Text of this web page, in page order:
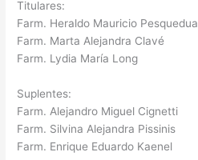
Titulares:
Farm. Heraldo Mauricio Pesquedua
Farm. Marta Alejandra Clavé
Farm. Lydia María Long
Suplentes:
Farm. Alejandro Miguel Cignetti
Farm. Silvina Alejandra Pissinis
Farm. Enrique Eduardo Kaenel